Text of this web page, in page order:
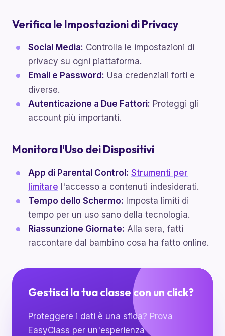
Verifica le Impostazioni di Privacy
Social Media: Controlla le impostazioni di
privacy su ogni piattaforma.
Email e Password: Usa credenziali forti e
diverse.
Autenticazione a Due Fattori: Proteggi gli
account più importanti.
Monitora l'Uso dei Dispositivi
App di Parental Control: Strumenti per
limitare l'accesso a contenuti indesiderati.
Tempo dello Schermo: Imposta limiti di
tempo per un uso sano della tecnologia.
Riassunzione Giornate: Alla sera, fatti
raccontare dal bambino cosa ha fatto online.
Gestisci la tua classe con un click?
Proteggere i dati è una sfida? Prova
EasyClass per un'esperienza